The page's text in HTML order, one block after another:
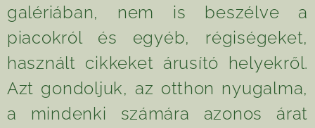
galériában, nem is beszélve a
piacokról és egyéb, régiségeket,
használt cikkeket árusító helyekről.
Azt gondoljuk, az otthon nyugalma,
a mindenki számára azonos árat